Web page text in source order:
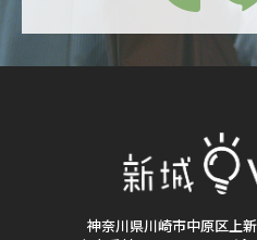
神奈川県川崎市中原区上